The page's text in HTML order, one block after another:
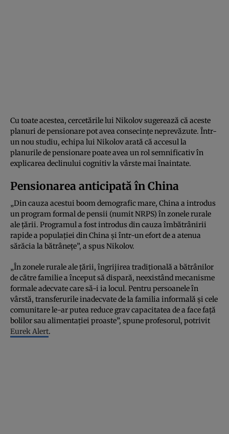
Cu toate acestea, cercetările lui Nikolov sugerează că aceste
planuri de pensionare pot avea consecințe neprevăzute. Într-
un nou studiu, echipa lui Nikolov arată că accesul la
planurile de pensionare poate avea un rol semnificativ în
explicarea declinului cognitiv la vârste mai înaintate.
Pensionarea anticipată în China
„Din cauza acestui boom demografic mare, China a introdus
un program formal de pensii (numit NRPS) în zonele rurale
ale țării. Programul a fost introdus din cauza îmbătrânirii
rapide a populației din China și într-un efort de a atenua
sărăcia la bătrânețe”, a spus Nikolov.
„În zonele rurale ale țării, îngrijirea tradițională a bătrânilor
de către familie a început să dispară, neexistând mecanisme
formale adecvate care să-i ia locul. Pentru persoanele în
vârstă, transferurile inadecvate de la familia informală și cele
comunitare le-ar putea reduce grav capacitatea de a face față
bolilor sau alimentației proaste”, spune profesorul, potrivit
Eurek Alert.